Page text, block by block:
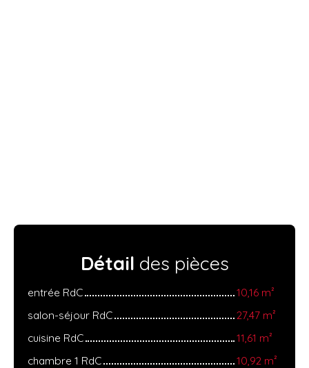
Détail des pièces
entrée RdC
10,16 m²
salon-séjour RdC
27,47 m²
cuisine RdC
11,61 m²
chambre 1 RdC
10,92 m²